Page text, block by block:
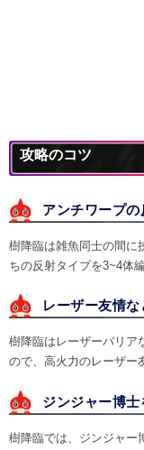
攻略のコツ
アンチワープ
樹降臨は雑魚同士の間に
ちの反射タイプを3~4体
レーザー友情
樹降臨はレーザーバリア
ので、高火力のレーザー
ジンジャー博
樹降臨では、ジンジャー